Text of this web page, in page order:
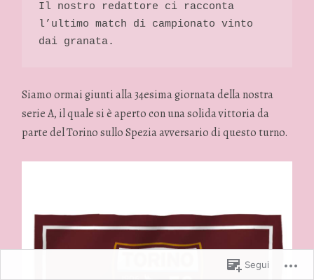
Il nostro redattore ci racconta
l’ultimo match di campionato vinto
dai granata.
Siamo ormai giunti alla 34esima giornata della nostra
serie A, il quale si è aperto con una solida vittoria da
parte del Torino sullo Spezia avversario di questo turno.
Segui